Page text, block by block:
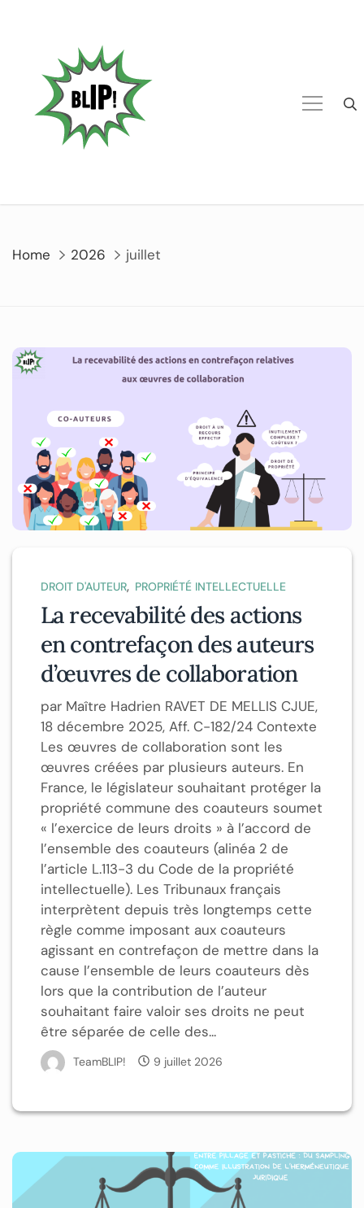
Home 2026 juillet
DROIT D'AUTEUR, PROPRIÉTÉ INTELLECTUELLE
La recevabilité des actions
en contrefaçon des auteurs
d’œuvres de collaboration
par Maître Hadrien RAVET DE MELLIS CJUE,
18 décembre 2025, Aff. C-182/24 Contexte
Les œuvres de collaboration sont les
œuvres créées par plusieurs auteurs. En
France, le législateur souhaitant protéger la
propriété commune des coauteurs soumet
« l’exercice de leurs droits » à l’accord de
l’ensemble des coauteurs (alinéa 2 de
l’article L.113-3 du Code de la propriété
intellectuelle). Les Tribunaux français
interprètent depuis très longtemps cette
règle comme imposant aux coauteurs
agissant en contrefaçon de mettre dans la
cause l’ensemble de leurs coauteurs dès
lors que la contribution de l’auteur
souhaitant faire valoir ses droits ne peut
être séparée de celle des...
TeamBLIP! 9 juillet 2026